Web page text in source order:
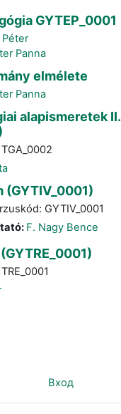
GYTEP_0001
Panna
elmélete
Panna
alapismeretek II.
(GYTIV_0001)
GYTIV_0001
F. Nagy Bence
Вход